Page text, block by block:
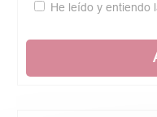
He leído y entiendo